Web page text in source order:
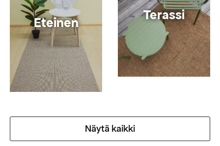
Eteinen Terassi
Näytä kaikki